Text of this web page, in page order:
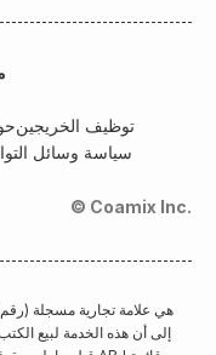
توظيف الخريجين
سياسة وسائل
© Coamix Inc.
إلى أن هذه الخدمة لبيع